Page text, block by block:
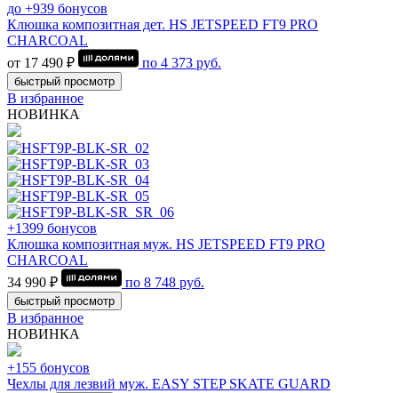
до +939 бонусов
Клюшка композитная дет. HS JETSPEED FT9 PRO
CHARCOAL
от 17 490 ₽
по 4 373 руб.
быстрый просмотр
В избранное
НОВИНКА
+1399 бонусов
Клюшка композитная муж. HS JETSPEED FT9 PRO
CHARCOAL
34 990 ₽
по 8 748 руб.
быстрый просмотр
В избранное
НОВИНКА
+155 бонусов
Чехлы для лезвий муж. EASY STEP SKATE GUARD